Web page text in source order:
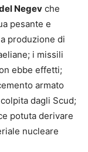
Negev che
pesante e
produzione di
i missili
ebbe effetti;
armato
dagli Scud;
potuta derivare
nucleare